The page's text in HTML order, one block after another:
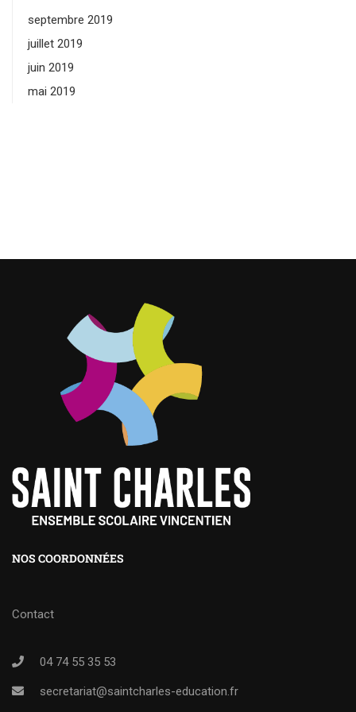
septembre 2019
juillet 2019
juin 2019
mai 2019
NOS COORDONNÉES
Contact
04 74 55 35 53
secretariat@saintcharles-education.fr